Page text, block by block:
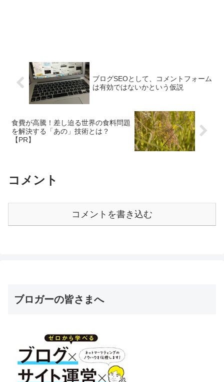
ブログSEOとして、コメントフォーム
は有効ではないかという仮説
食費が高騰！差し迫る世界の食料問題
を解決する「あの」技術とは？
【PR】
コメント
コメントを書き込む
ブロガーの皆さまへ